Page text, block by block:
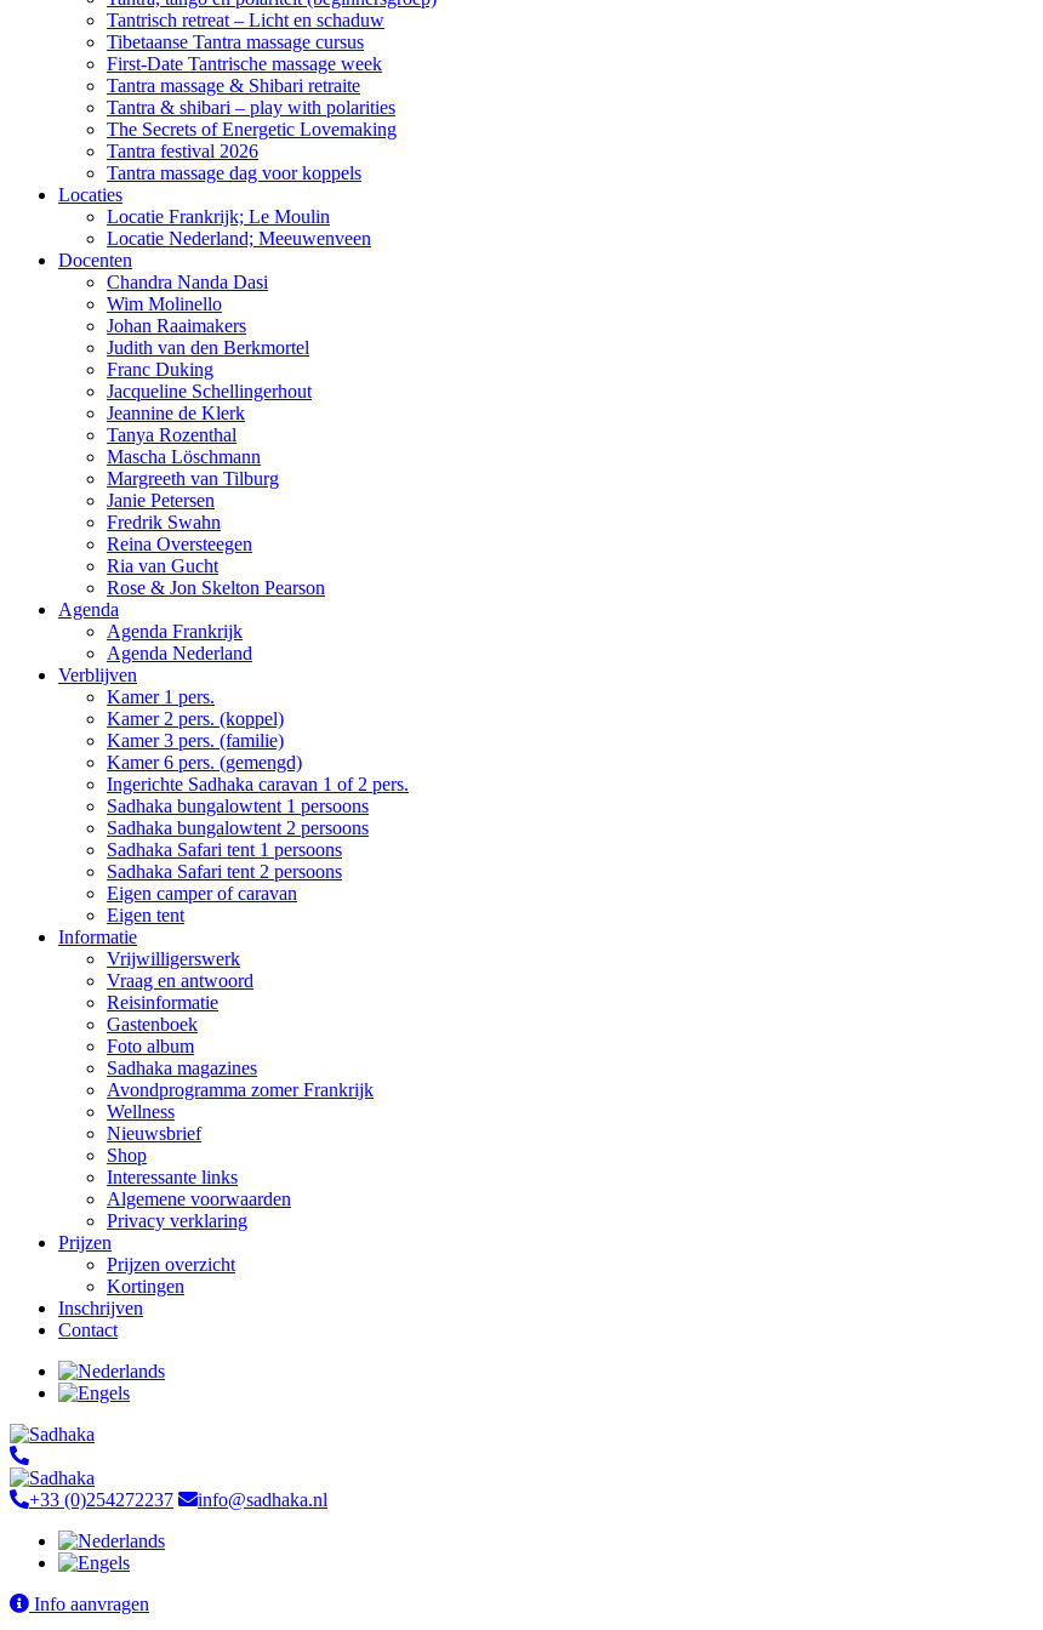
Tantrisch retreat – Licht en schaduw
Tibetaanse Tantra massage cursus
First-Date Tantrische massage week
Tantra massage & Shibari retraite
Tantra & shibari – play with polarities
The Secrets of Energetic Lovemaking
Tantra festival 2026
Tantra massage dag voor koppels
Locaties
Locatie Frankrijk; Le Moulin
Locatie Nederland; Meeuwenveen
Docenten
Chandra Nanda Dasi
Wim Molinello
Johan Raaimakers
Judith van den Berkmortel
Franc Duking
Jacqueline Schellingerhout
Jeannine de Klerk
Tanya Rozenthal
Mascha Löschmann
Margreeth van Tilburg
Janie Petersen
Fredrik Swahn
Reina Oversteegen
Ria van Gucht
Rose & Jon Skelton Pearson
Agenda
Agenda Frankrijk
Agenda Nederland
Verblijven
Kamer 1 pers.
Kamer 2 pers. (koppel)
Kamer 3 pers. (familie)
Kamer 6 pers. (gemengd)
Ingerichte Sadhaka caravan 1 of 2 pers.
Sadhaka bungalowtent 1 persoons
Sadhaka bungalowtent 2 persoons
Sadhaka Safari tent 1 persoons
Sadhaka Safari tent 2 persoons
Eigen camper of caravan
Eigen tent
Informatie
Vrijwilligerswerk
Vraag en antwoord
Reisinformatie
Gastenboek
Foto album
Sadhaka magazines
Avondprogramma zomer Frankrijk
Wellness
Nieuwsbrief
Shop
Interessante links
Algemene voorwaarden
Privacy verklaring
Prijzen
Prijzen overzicht
Kortingen
Inschrijven
Contact
+33 (0)254272237 info@sadhaka.nl
Info aanvragen